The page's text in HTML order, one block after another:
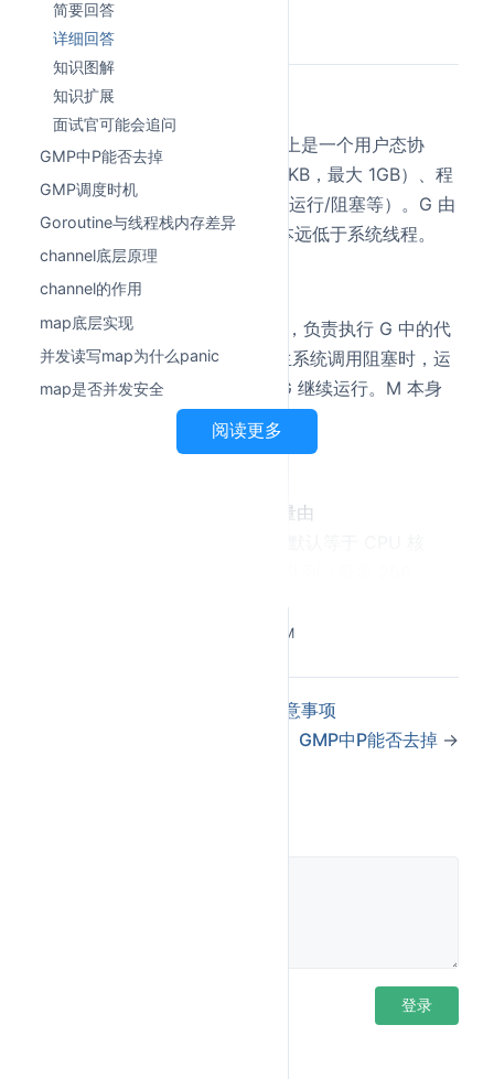
简要回答
详细回答
知识图解
知识扩展
面试官可能会追问
GMP中P能否去掉
GMP调度时机
Goroutine与线程栈内存差异
channel底层原理
channel的作用
map底层实现
并发读写map为什么panic
map是否并发安全
详细回答
G — Goroutine（协程）
G 是 Go 并发的基本单元，本质上是一个用户态协
程。每个 G 包含运行栈（初始 2KB，最大 1GB）、程
序计数器、状态字段（运行中/可运行/阻塞等）。G 由
Go 运行时管理，创建和销毁成本远低于系统线程。
M — Machine（系统线程）
M 对应一个真实的操作系统线程，负责执行 G 中的代
码。M 的数量不固定，当 G 发生系统调用阻塞时，运
行时会创建新的 M 来保证其他 G 继续运行。M 本身
无法直接运行 G，必须持有一个 P。
P 是 GMP 模型的核心枢纽，数量由
新建 G 时，优先放入当前 P 的本地队列，满了则放
阅读更多
5/25/2026, 3:50:35 PM
Context.Value使用场景与注意事项
GMP中P能否去掉 →
登录